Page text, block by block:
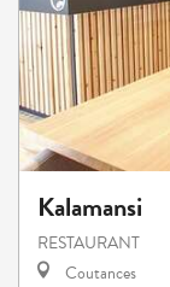
Kalamansi
RESTAURANT
Coutances